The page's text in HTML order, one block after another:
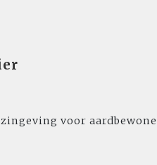
voor